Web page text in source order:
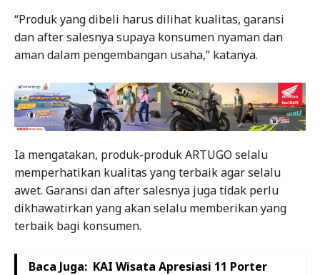
“Produk yang dibeli harus dilihat kualitas, garansi
dan after salesnya supaya konsumen nyaman dan
aman dalam pengembangan usaha,” katanya.
Ia mengatakan, produk-produk ARTUGO selalu
memperhatikan kualitas yang terbaik agar selalu
awet. Garansi dan after salesnya juga tidak perlu
dikhawatirkan yang akan selalu memberikan yang
terbaik bagi konsumen.
Baca Juga: KAI Wisata Apresiasi 11 Porter